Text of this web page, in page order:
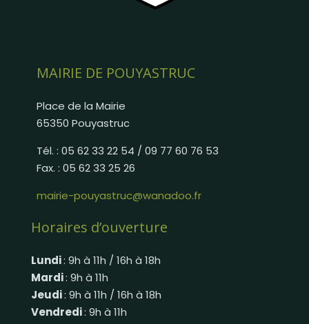
MAIRIE DE POUYASTRUC
Place de la Mairie
65350 Pouyastruc
Tél. : 05 62 33 22 54 / 09 77 60 76 53
Fax. : 05 62 33 25 26
mairie-pouyastruc@wanadoo.fr
Horaires d’ouverture
Lundi: 9h à 11h / 16h à 18h
Mardi: 9h à 11h
Jeudi: 9h à 11h / 16h à 18h
Vendredi: 9h à 11h